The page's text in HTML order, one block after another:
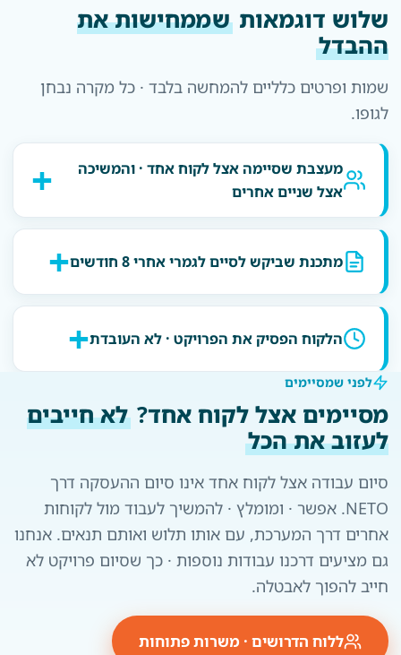
שלוש דוגמאות שממחישות את
ההבדל
שמות ופרטים כלליים להמחשה בלבד · כל מקרה נבחן
לגופו.
מעצבת שסיימה אצל לקוח אחד · והמשיכה
אצל שניים אחרים
מתכנת שביקש לסיים לגמרי אחרי 8 חודשים
הלקוח הפסיק את הפרויקט · לא העובדת
לפני שמסיימים
מסיימים אצל לקוח אחד? לא חייבים
לעזוב את הכל
סיום עבודה אצל לקוח אחד אינו סיום ההעסקה דרך
NETO. אפשר · ומומלץ · להמשיך לעבוד מול לקוחות
אחרים דרך המערכת, עם אותו תלוש ואותם תנאים. אנחנו
גם מציעים דרכנו עבודות נוספות · כך שסיום פרויקט לא
חייב להפוך לאבטלה.
ללוח הדרושים · משרות פתוחות